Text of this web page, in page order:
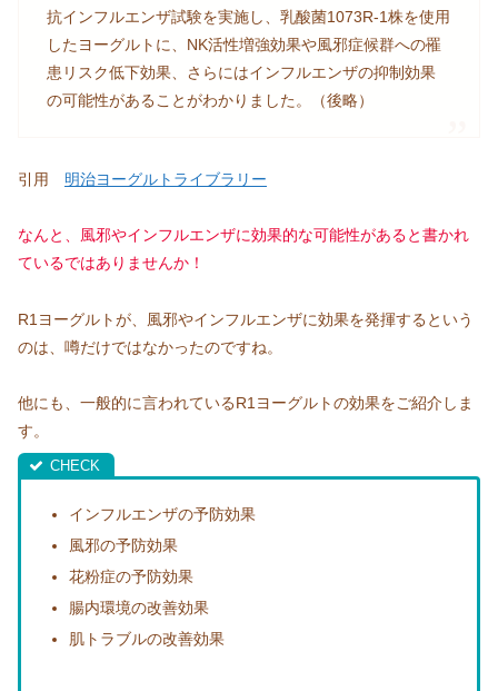
抗インフルエンザ試験を実施し、乳酸菌1073R-1株を使用
したヨーグルトに、NK活性増強効果や風邪症候群への罹
患リスク低下効果、さらにはインフルエンザの抑制効果
の可能性があることがわかりました。（後略）
引用 明治ヨーグルトライブラリー
なんと、風邪やインフルエンザに効果的な可能性があると書かれ
ているではありませんか！
R1ヨーグルトが、風邪やインフルエンザに効果を発揮するという
のは、噂だけではなかったのですね。
他にも、一般的に言われているR1ヨーグルトの効果をご紹介しま
す。
インフルエンザの予防効果
風邪の予防効果
花粉症の予防効果
腸内環境の改善効果
肌トラブルの改善効果